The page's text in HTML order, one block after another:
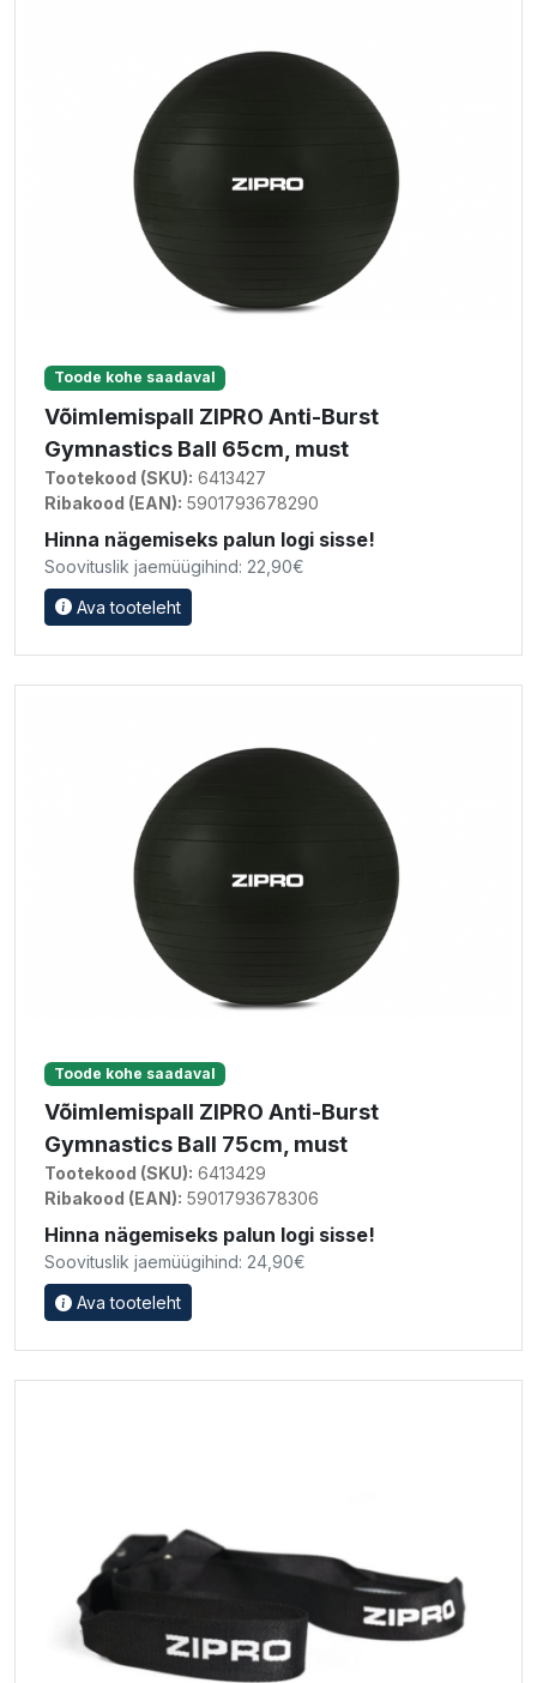
Toode kohe saadaval
Võimlemispall ZIPRO Anti-Burst
Gymnastics Ball 65cm, must
Tootekood (SKU): 6413427
Ribakood (EAN): 5901793678290
Hinna nägemiseks palun logi sisse!
Soovituslik jaemüügihind: 22,90€
Ava tooteleht
Toode kohe saadaval
Võimlemispall ZIPRO Anti-Burst
Gymnastics Ball 75cm, must
Tootekood (SKU): 6413429
Ribakood (EAN): 5901793678306
Hinna nägemiseks palun logi sisse!
Soovituslik jaemüügihind: 24,90€
Ava tooteleht